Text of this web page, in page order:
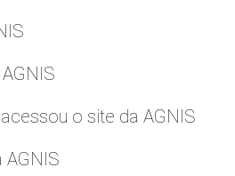
o site da AGNIS
AGNIS